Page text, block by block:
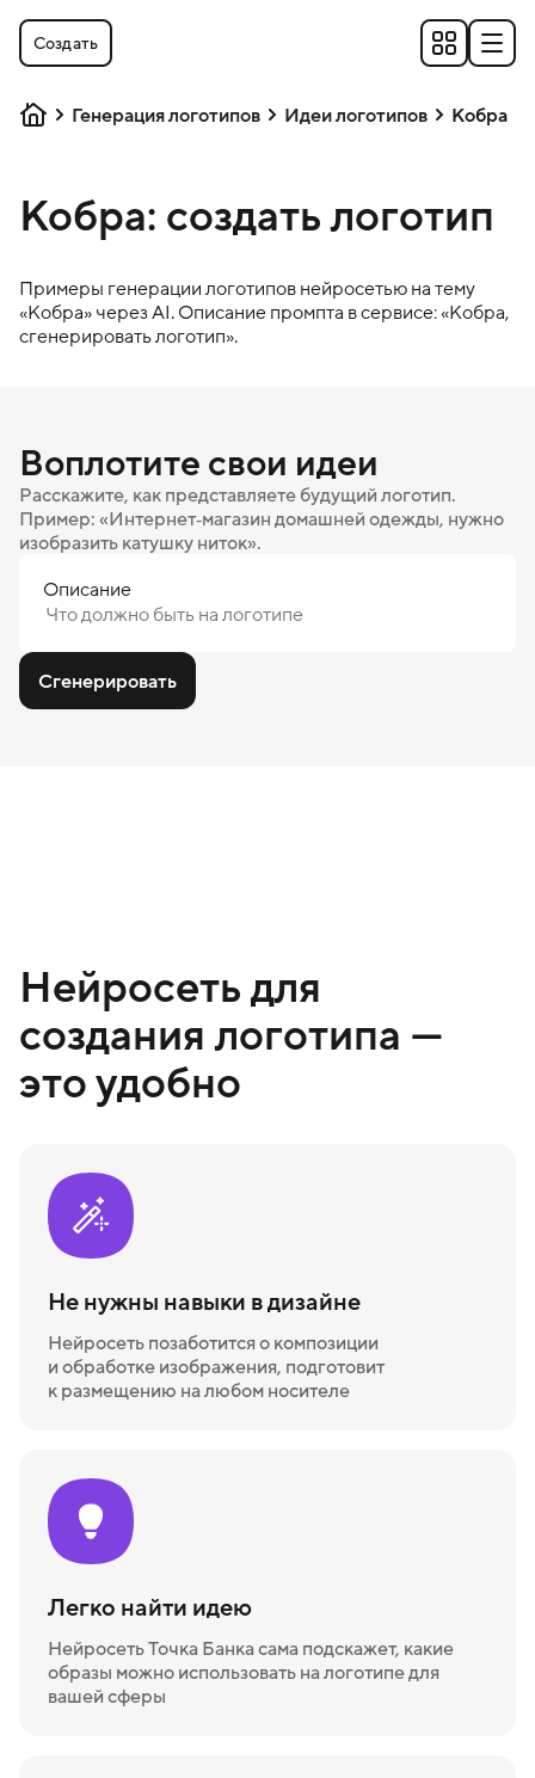
Создать
Генерация логотипов Идеи логотипов Кобра
Кобра: создать логотип
Примеры генерации логотипов нейросетью на тему
«Кобра» через AI. Описание промпта в сервисе: «Кобра,
сгенерировать логотип».
Воплотите свои идеи
Расскажите, как представляете будущий логотип.
Пример: «Интернет‑магазин домашней одежды, нужно
изобразить катушку ниток».
Описание
Сгенерировать
Нейросеть для
создания логотипа —
это удобно
Не нужны навыки в дизайне
Нейросеть позаботится о композиции
и обработке изображения, подготовит
к размещению на любом носителе
Легко найти идею
Нейросеть Точка Банка сама подскажет, какие
образы можно использовать на логотипе для
вашей сферы